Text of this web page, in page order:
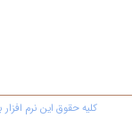
کليه حقوق اين نرم افزار